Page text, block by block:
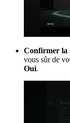
Confirmer la
vous sûr de
Oui.